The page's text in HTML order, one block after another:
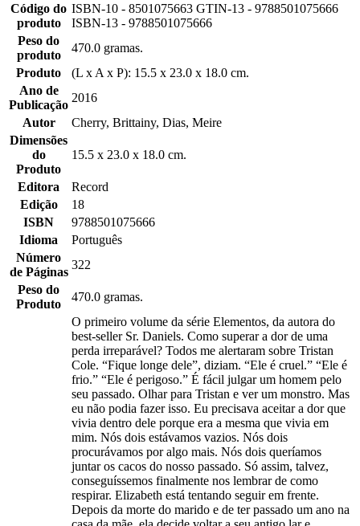
Código do
produto
ISBN-10 - 8501075663 GTIN-13 - 9788501075666
ISBN-13 - 9788501075666
Peso do
produto
470.0 gramas.
Produto
(L x A x P): 15.5 x 23.0 x 18.0 cm.
Ano de
Publicação
2016
Autor
Cherry, Brittainy, Dias, Meire
Dimensões
do
Produto
15.5 x 23.0 x 18.0 cm.
Editora
Record
Edição
18
ISBN
9788501075666
Idioma
Português
Número
de Páginas
322
Peso do
Produto
470.0 gramas.
O primeiro volume da série Elementos, da autora do
best-seller Sr. Daniels. Como superar a dor de uma
perda irreparável? Todos me alertaram sobre Tristan
Cole. “Fique longe dele”, diziam. “Ele é cruel.” “Ele é
frio.” “Ele é perigoso.” É fácil julgar um homem pelo
seu passado. Olhar para Tristan e ver um monstro. Mas
eu não podia fazer isso. Eu precisava aceitar a dor que
vivia dentro dele porque era a mesma que vivia em
mim. Nós dois estávamos vazios. Nós dois
procurávamos por algo mais. Nós dois queríamos
juntar os cacos do nosso passado. Só assim, talvez,
conseguíssemos finalmente nos lembrar de como
respirar. Elizabeth está tentando seguir em frente.
Depois da morte do marido e de ter passado um ano na